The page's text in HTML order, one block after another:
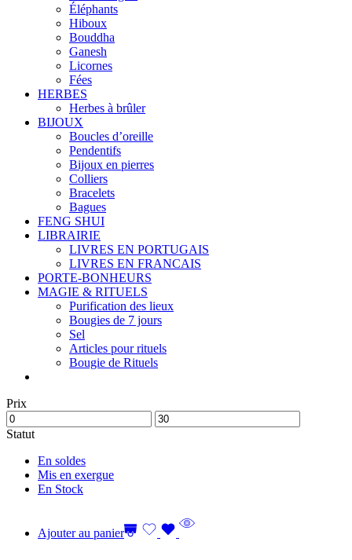
Éléphants
Hiboux
Bouddha
Ganesh
Licornes
Fées
HERBES
Herbes à brûler
BIJOUX
Boucles d’oreille
Pendentifs
Bijoux en pierres
Colliers
Bracelets
Bagues
FENG SHUI
LIBRAIRIE
LIVRES EN PORTUGAIS
LIVRES EN FRANCAIS
PORTE-BONHEURS
MAGIE & RITUELS
Purification des lieux
Bougies de 7 jours
Sel
Articles pour rituels
Bougie de Rituels
Prix
Statut
En soldes
Mis en exergue
En Stock
Ajouter au panier